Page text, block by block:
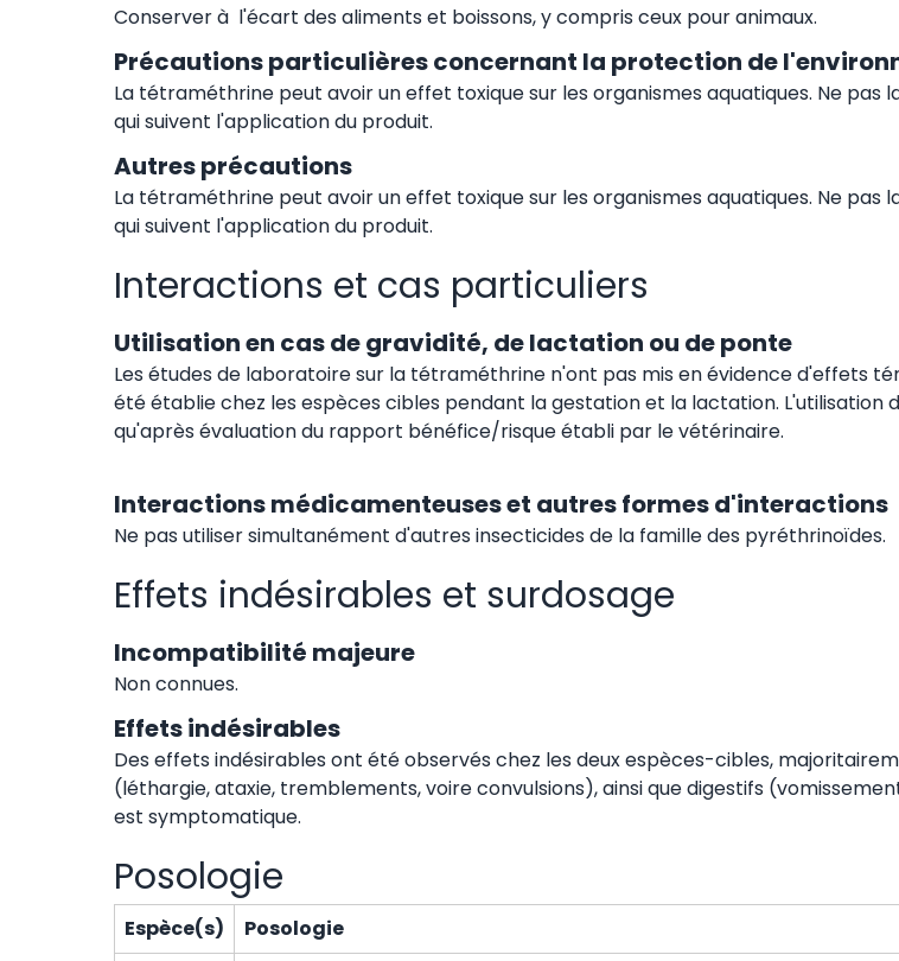
Conserver à l'écart des aliments et boissons, y compris ceux pour animaux.
Précautions particulières concernant la protection de
La tétraméthrine peut avoir un effet toxique sur les organismes aquatiques. Ne pas
qui suivent l'application du produit.
Autres précautions
La tétraméthrine peut avoir un effet toxique sur les organismes aquatiques. Ne pas
qui suivent l'application du produit.
Interactions et cas particuliers
Utilisation en cas de gravidité, de lactation ou de ponte
Les études de laboratoire sur la tétraméthrine n'ont pas mis en évidence d'effets
été établie chez les espèces cibles pendant la gestation et la lactation.
qu'après évaluation du rapport bénéfice/risque établi par le vétérinaire.
Interactions médicamenteuses et autres formes d'interactions
Ne pas utiliser simultanément d'autres insecticides de la famille des pyréthrinoïdes.
Effets indésirables et surdosage
Incompatibilité majeure
Non connues.
Effets indésirables
Des effets indésirables ont été observés chez les deux espèces-cibles,
(léthargie, ataxie, tremblements, voire convulsions), ainsi que digestifs
est symptomatique.
Posologie
Espèce(s)
Posologie